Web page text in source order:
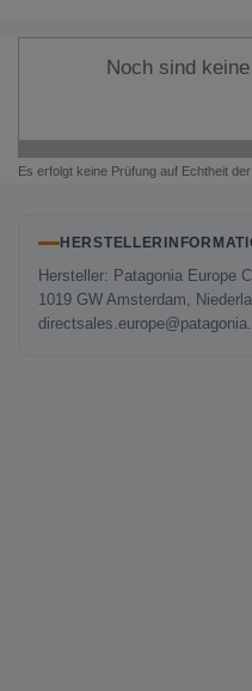
Noch sind
Es erfolgt keine Prüfung auf Echtheit
Hersteller: Patagonia Europe
1019 GW Amsterdam,